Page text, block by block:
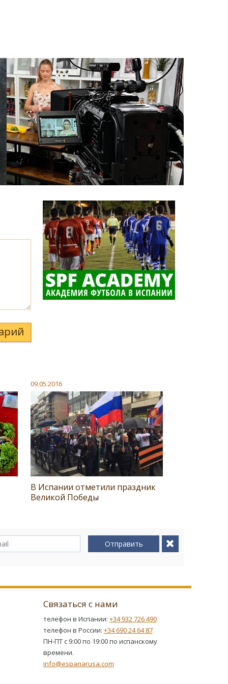
09.05.2016
В Испании отметили праздник
Великой Победы
Отправить
Связаться с нами
телефон в Испании: +34 932 726 490
телефон в России: +34 690 24 64 87
ПН-ПТ с 9:00 по 19:00 по испанскому
времени.
info@espanarusa.com